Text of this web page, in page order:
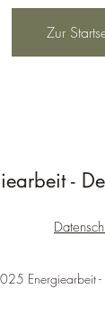
Zur
-
Energiearbeit -